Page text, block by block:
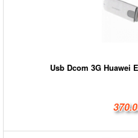
Usb Dcom 3G Huawei